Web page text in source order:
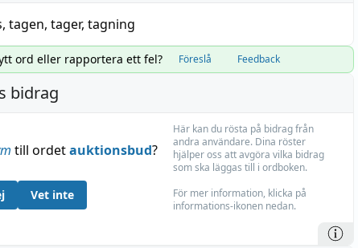
, tagen, tager, tagning
ord eller rapportera ett fel? Föreslå Feedback
bidrag
till ordetauktionsbud?
Vet inte
Här kan du rösta på bidrag från
andra användare. Dina röster
hjälper oss att avgöra vilka bidrag
som ska läggas till i ordboken.
För mer information, klicka på
informations-ikonen nedan.